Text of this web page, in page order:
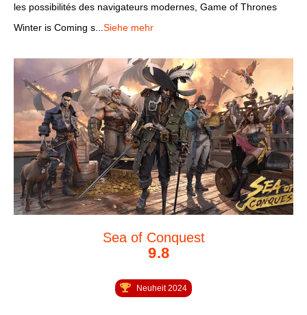
les possibilités des navigateurs modernes, Game of Thrones
Winter is Coming s... Siehe mehr
Sea of Conquest
9.8
Neuheit 2024